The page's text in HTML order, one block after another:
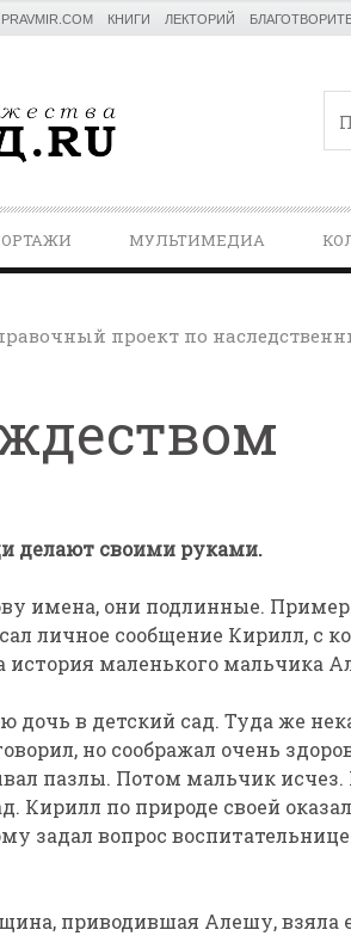
PRAVMIR.COM КНИГИ ЛЕКТОРИЙ
МУЛЬТИМЕДИА
проект по
делают своими руками.
имена, они подлинные.
личное сообщение Кирилл, с
история маленького мальчика
дочь в детский сад. Туда же
но соображал очень
пазлы. Потом мальчик
Кирилл по природе своей
задал вопрос
приводившая Алешу, взяла
ИНЖЕНЕР С
ИЛИ КАК ЖЕНЩИНА
НАШЛА СЕБЯ В
ИСКУССТВО
ПО
ИЗ
12 СЕН 0